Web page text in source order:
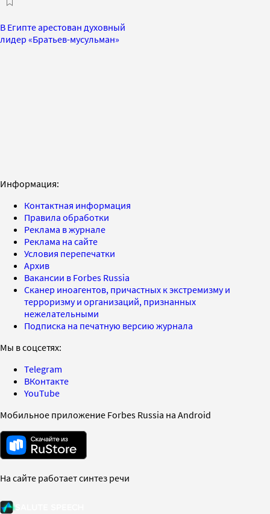
В Египте арестован духовный
лидер «Братьев-мусульман»
Информация:
Контактная информация
Правила обработки
Реклама в журнале
Реклама на сайте
Условия перепечатки
Архив
Вакансии в Forbes Russia
Сканер иноагентов, причастных к экстремизму и
терроризму и организаций, признанных
нежелательными
Подписка на печатную версию журнала
Мы в соцсетях:
Telegram
ВКонтакте
YouTube
Мобильное приложение Forbes Russia на Android
На сайте работает синтез речи